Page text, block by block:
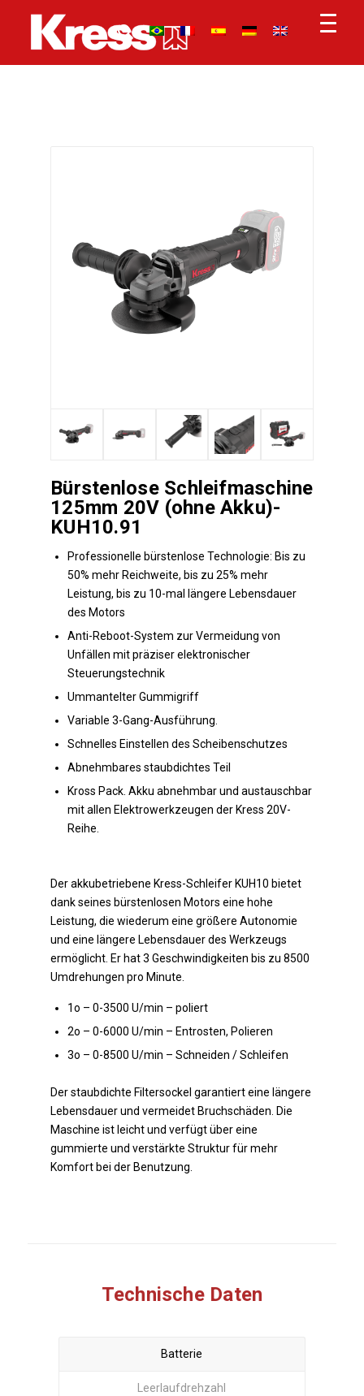
Bürstenlose Schleifmaschine
125mm 20V (ohne Akku)-
KUH10.91
Professionelle bürstenlose Technologie: Bis zu
50% mehr Reichweite, bis zu 25% mehr
Leistung, bis zu 10-mal längere Lebensdauer
des Motors
Anti-Reboot-System zur Vermeidung von
Unfällen mit präziser elektronischer
Steuerungstechnik
Ummantelter Gummigriff
Variable 3-Gang-Ausführung.
Schnelles Einstellen des Scheibenschutzes
Abnehmbares staubdichtes Teil
Kross Pack. Akku abnehmbar und austauschbar
mit allen Elektrowerkzeugen der Kress 20V-
Reihe.
Der akkubetriebene Kress-Schleifer KUH10 bietet
dank seines bürstenlosen Motors eine hohe
Leistung, die wiederum eine größere Autonomie
und eine längere Lebensdauer des Werkzeugs
ermöglicht. Er hat 3 Geschwindigkeiten bis zu 8500
Umdrehungen pro Minute.
1o – 0-3500 U/min – poliert
2o – 0-6000 U/min – Entrosten, Polieren
3o – 0-8500 U/min – Schneiden / Schleifen
Der staubdichte Filtersockel garantiert eine längere
Lebensdauer und vermeidet Bruchschäden. Die
Maschine ist leicht und verfügt über eine
gummierte und verstärkte Struktur für mehr
Komfort bei der Benutzung.
Technische Daten
Batterie
Leerlaufdrehzahl